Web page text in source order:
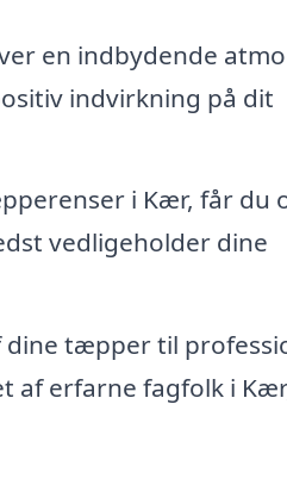
en indbydende
indvirkning på dit
i Kær, får du
vedligeholder dine
dine tæpper til
af erfarne fagfolk i